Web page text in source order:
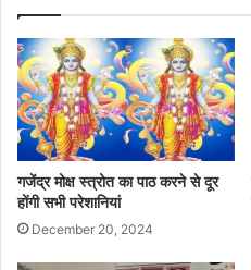
गजेंद्र मोक्ष स्त्रोत का पाठ करने से दूर
होंगी सभी परेशानियां
December 20, 2024